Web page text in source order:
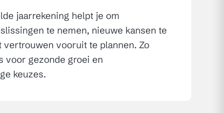
jaarrekening helpt je om
te nemen, nieuwe kansen te
vertrouwen vooruit te plannen. Zo
voor gezonde groei en
keuzes.